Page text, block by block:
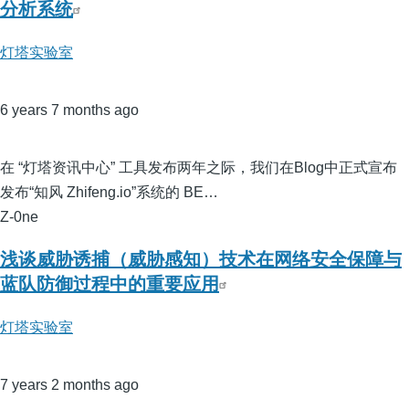
分析系统
灯塔实验室
6 years 7 months ago
在 “灯塔资讯中心” 工具发布两年之际，我们在Blog中正式宣布
发布“知风 Zhifeng.io”系统的 BE…
Z-0ne
浅谈威胁诱捕（威胁感知）技术在网络安全保障与
蓝队防御过程中的重要应用
灯塔实验室
7 years 2 months ago